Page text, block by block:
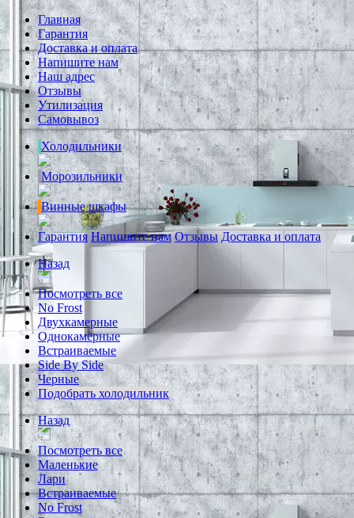
Главная
Гарантия
Доставка и оплата
Напишите нам
Наш адрес
Отзывы
Утилизация
Самовывоз
Холодильники
Морозильники
Винные шкафы
Гарантия Напишите нам Отзывы Доставка и оплата
Назад
Посмотреть все
No Frost
Двухкамерные
Однокамерные
Встраиваемые
Side By Side
Черные
Подобрать холодильник
Назад
Посмотреть все
Маленькие
Лари
Встраиваемые
No Frost